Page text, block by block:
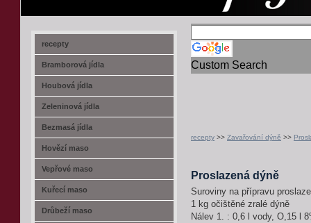
Custom Search
recepty >> Zavařování dýně >>
Proslazená dýně
Suroviny na přípravu
1 kg očištěné zralé dýně
Nálev 1. : 0,6 l vody, O,15 l
recepty
Bramborová jídla
Houbová jídla
Zeleninová jídla
Bezmasá jídla
Hovězí maso
Vepřové maso
Kuřecí maso
Drůbeží maso